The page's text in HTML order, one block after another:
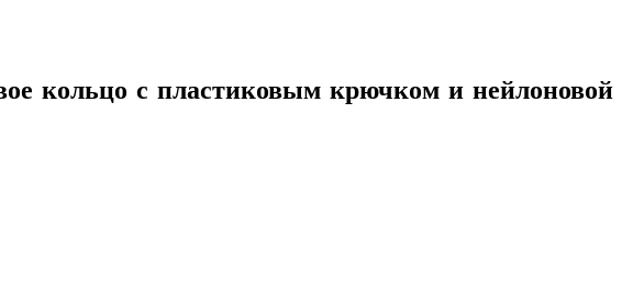
кольцо с пластиковым крючком и нейлоновой